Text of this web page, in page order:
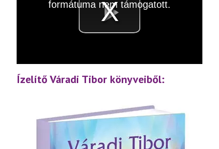
Videó
formátuma nem támogatott.
Ízelítő Váradi Tibor könyveiből: